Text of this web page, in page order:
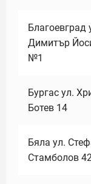
Благоевград
Димитър
№1
Бургас ул.
Ботев 14
Бяла ул.
Стамболов